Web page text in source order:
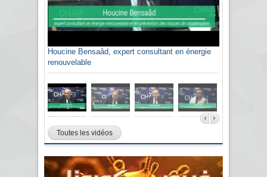
Houcine Bensaâd, expert consultant en énergie
renouvelable
Toutes les vidéos